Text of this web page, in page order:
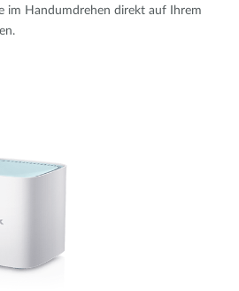
im Handumdrehen direkt auf Ihrem